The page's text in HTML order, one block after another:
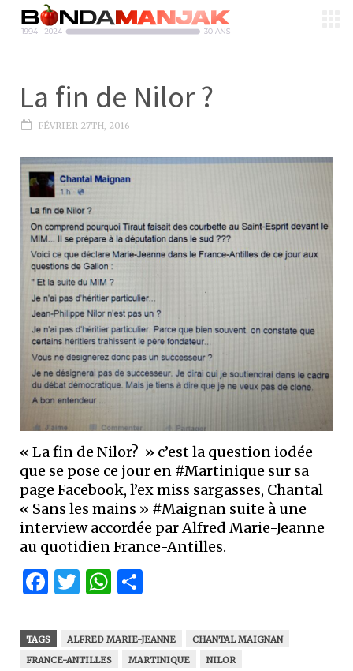
La fin de Nilor ?
FÉVRIER 27TH, 2016
« La fin de Nilor? » c’est la question iodée
que se pose ce jour en #Martinique sur sa
page Facebook, l’ex miss sargasses, Chantal
« Sans les mains » #Maignan suite à une
interview accordée par Alfred Marie-Jeanne
au quotidien France-Antilles.
Facebook
Twitter
WhatsApp
TAGS ALFRED MARIE-JEANNE
CHANTAL MAIGNAN
FRANCE-ANTILLES
MARTINIQUE NILOR